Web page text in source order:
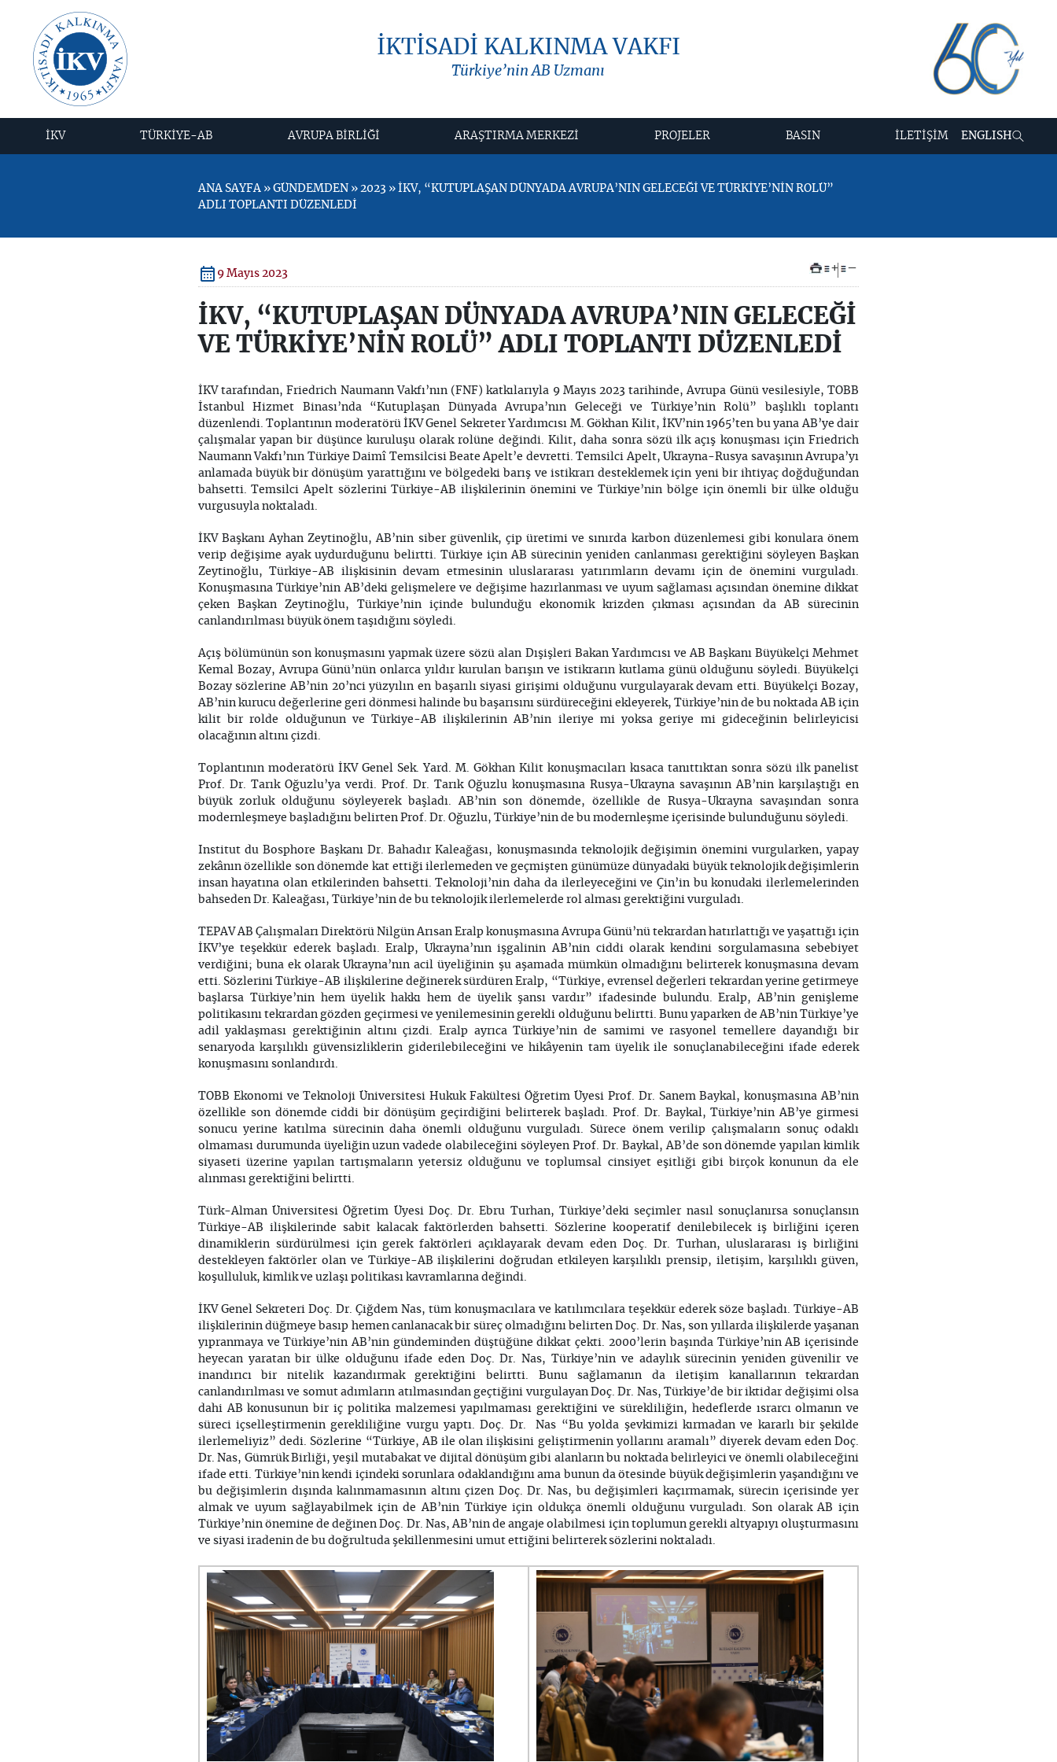
İKTİSADİ KALKINMA VAKFI
Türkiye’nin AB Uzmanı
İKV TÜRKİYE-AB AVRUPA BİRLİĞİ ARAŞTIRMA MERKEZİ PROJELER BASIN İLETİŞİM ENGLISH
ANA SAYFA » GÜNDEMDEN » 2023 » İKV, “KUTUPLAŞAN DÜNYADA AVRUPA’NIN GELECEĞİ VE TÜRKİYE’NİN ROLÜ”
ADLI TOPLANTI DÜZENLEDİ
9 Mayıs 2023 + –
İKV, “KUTUPLAŞAN DÜNYADA AVRUPA’NIN GELECEĞİ
VE TÜRKİYE’NİN ROLÜ” ADLI TOPLANTI DÜZENLEDİ
İKV tarafından, Friedrich Naumann Vakfı’nın (FNF) katkılarıyla 9 Mayıs 2023 tarihinde, Avrupa Günü vesilesiyle, TOBB
İstanbul Hizmet Binası’nda “Kutuplaşan Dünyada Avrupa’nın Geleceği ve Türkiye’nin Rolü” başlıklı toplantı
düzenlendi. Toplantının moderatörü İKV Genel Sekreter Yardımcısı M. Gökhan Kilit, İKV’nin 1965’ten bu yana AB’ye dair
çalışmalar yapan bir düşünce kuruluşu olarak rolüne değindi. Kilit, daha sonra sözü ilk açış konuşması için Friedrich
Naumann Vakfı’nın Türkiye Daimî Temsilcisi Beate Apelt’e devretti. Temsilci Apelt, Ukrayna-Rusya savaşının Avrupa’yı
anlamada büyük bir dönüşüm yarattığını ve bölgedeki barış ve istikrarı desteklemek için yeni bir ihtiyaç doğduğundan
bahsetti. Temsilci Apelt sözlerini Türkiye-AB ilişkilerinin önemini ve Türkiye’nin bölge için önemli bir ülke olduğu
vurgusuyla noktaladı.
İKV Başkanı Ayhan Zeytinoğlu, AB’nin siber güvenlik, çip üretimi ve sınırda karbon düzenlemesi gibi konulara önem
verip değişime ayak uydurduğunu belirtti. Türkiye için AB sürecinin yeniden canlanması gerektiğini söyleyen Başkan
Zeytinoğlu, Türkiye-AB ilişkisinin devam etmesinin uluslararası yatırımların devamı için de önemini vurguladı.
Konuşmasına Türkiye’nin AB’deki gelişmelere ve değişime hazırlanması ve uyum sağlaması açısından önemine dikkat
çeken Başkan Zeytinoğlu, Türkiye’nin içinde bulunduğu ekonomik krizden çıkması açısından da AB sürecinin
canlandırılması büyük önem taşıdığını söyledi.
Açış bölümünün son konuşmasını yapmak üzere sözü alan Dışişleri Bakan Yardımcısı ve AB Başkanı Büyükelçi Mehmet
Kemal Bozay, Avrupa Günü’nün onlarca yıldır kurulan barışın ve istikrarın kutlama günü olduğunu söyledi. Büyükelçi
Bozay sözlerine AB’nin 20’nci yüzyılın en başarılı siyasi girişimi olduğunu vurgulayarak devam etti. Büyükelçi Bozay,
AB’nin kurucu değerlerine geri dönmesi halinde bu başarısını sürdüreceğini ekleyerek, Türkiye’nin de bu noktada AB için
kilit bir rolde olduğunun ve Türkiye-AB ilişkilerinin AB’nin ileriye mi yoksa geriye mi gideceğinin belirleyicisi
olacağının altını çizdi.
Toplantının moderatörü İKV Genel Sek. Yard. M. Gökhan Kilit konuşmacıları kısaca tanıttıktan sonra sözü ilk panelist
Prof. Dr. Tarık Oğuzlu’ya verdi. Prof. Dr. Tarık Oğuzlu konuşmasına Rusya-Ukrayna savaşının AB’nin karşılaştığı en
büyük zorluk olduğunu söyleyerek başladı. AB’nin son dönemde, özellikle de Rusya-Ukrayna savaşından sonra
modernleşmeye başladığını belirten Prof. Dr. Oğuzlu, Türkiye’nin de bu modernleşme içerisinde bulunduğunu söyledi.
Institut du Bosphore Başkanı Dr. Bahadır Kaleağası, konuşmasında teknolojik değişimin önemini vurgularken, yapay
zekânın özellikle son dönemde kat ettiği ilerlemeden ve geçmişten günümüze dünyadaki büyük teknolojik değişimlerin
insan hayatına olan etkilerinden bahsetti. Teknoloji’nin daha da ilerleyeceğini ve Çin’in bu konudaki ilerlemelerinden
bahseden Dr. Kaleağası, Türkiye’nin de bu teknolojik ilerlemelerde rol alması gerektiğini vurguladı.
TEPAV AB Çalışmaları Direktörü Nilgün Arısan Eralp konuşmasına Avrupa Günü’nü tekrardan hatırlattığı ve yaşattığı için
İKV’ye teşekkür ederek başladı. Eralp, Ukrayna’nın işgalinin AB’nin ciddi olarak kendini sorgulamasına sebebiyet
verdiğini; buna ek olarak Ukrayna’nın acil üyeliğinin şu aşamada mümkün olmadığını belirterek konuşmasına devam
etti. Sözlerini Türkiye-AB ilişkilerine değinerek sürdüren Eralp, “Türkiye, evrensel değerleri tekrardan yerine getirmeye
başlarsa Türkiye’nin hem üyelik hakkı hem de üyelik şansı vardır” ifadesinde bulundu. Eralp, AB’nin genişleme
politikasını tekrardan gözden geçirmesi ve yenilemesinin gerekli olduğunu belirtti. Bunu yaparken de AB’nin Türkiye’ye
adil yaklaşması gerektiğinin altını çizdi. Eralp ayrıca Türkiye’nin de samimi ve rasyonel temellere dayandığı bir
senaryoda karşılıklı güvensizliklerin giderilebileceğini ve hikâyenin tam üyelik ile sonuçlanabileceğini ifade ederek
konuşmasını sonlandırdı.
TOBB Ekonomi ve Teknoloji Üniversitesi Hukuk Fakültesi Öğretim Üyesi Prof. Dr. Sanem Baykal, konuşmasına AB’nin
özellikle son dönemde ciddi bir dönüşüm geçirdiğini belirterek başladı. Prof. Dr. Baykal, Türkiye’nin AB’ye girmesi
sonucu yerine katılma sürecinin daha önemli olduğunu vurguladı. Sürece önem verilip çalışmaların sonuç odaklı
olmaması durumunda üyeliğin uzun vadede olabileceğini söyleyen Prof. Dr. Baykal, AB’de son dönemde yapılan kimlik
siyaseti üzerine yapılan tartışmaların yetersiz olduğunu ve toplumsal cinsiyet eşitliği gibi birçok konunun da ele
alınması gerektiğini belirtti.
Türk-Alman Üniversitesi Öğretim Üyesi Doç. Dr. Ebru Turhan, Türkiye’deki seçimler nasıl sonuçlanırsa sonuçlansın
Türkiye-AB ilişkilerinde sabit kalacak faktörlerden bahsetti. Sözlerine kooperatif denilebilecek iş birliğini içeren
dinamiklerin sürdürülmesi için gerek faktörleri açıklayarak devam eden Doç. Dr. Turhan, uluslararası iş birliğini
destekleyen faktörler olan ve Türkiye-AB ilişkilerini doğrudan etkileyen karşılıklı prensip, iletişim, karşılıklı güven,
koşulluluk, kimlik ve uzlaşı politikası kavramlarına değindi.
İKV Genel Sekreteri Doç. Dr. Çiğdem Nas, tüm konuşmacılara ve katılımcılara teşekkür ederek söze başladı. Türkiye-AB
ilişkilerinin düğmeye basıp hemen canlanacak bir süreç olmadığını belirten Doç. Dr. Nas, son yıllarda ilişkilerde yaşanan
yıpranmaya ve Türkiye’nin AB’nin gündeminden düştüğüne dikkat çekti. 2000’lerin başında Türkiye’nin AB içerisinde
heyecan yaratan bir ülke olduğunu ifade eden Doç. Dr. Nas, Türkiye’nin ve adaylık sürecinin yeniden güvenilir ve
inandırıcı bir nitelik kazandırmak gerektiğini belirtti. Bunu sağlamanın da iletişim kanallarının tekrardan
canlandırılması ve somut adımların atılmasından geçtiğini vurgulayan Doç. Dr. Nas, Türkiye’de bir iktidar değişimi olsa
dahi AB konusunun bir iç politika malzemesi yapılmaması gerektiğini ve sürekliliğin, hedeflerde ısrarcı olmanın ve
süreci içselleştirmenin gerekliliğine vurgu yaptı. Doç. Dr. Nas “Bu yolda şevkimizi kırmadan ve kararlı bir şekilde
ilerlemeliyiz” dedi. Sözlerine “Türkiye, AB ile olan ilişkisini geliştirmenin yollarını aramalı” diyerek devam eden Doç.
Dr. Nas, Gümrük Birliği, yeşil mutabakat ve dijital dönüşüm gibi alanların bu noktada belirleyici ve önemli olabileceğini
ifade etti. Türkiye’nin kendi içindeki sorunlara odaklandığını ama bunun da ötesinde büyük değişimlerin yaşandığını ve
bu değişimlerin dışında kalınmamasının altını çizen Doç. Dr. Nas, bu değişimleri kaçırmamak, sürecin içerisinde yer
almak ve uyum sağlayabilmek için de AB’nin Türkiye için oldukça önemli olduğunu vurguladı. Son olarak AB için
Türkiye’nin önemine de değinen Doç. Dr. Nas, AB’nin de angaje olabilmesi için toplumun gerekli altyapıyı oluşturmasını
ve siyasi iradenin de bu doğrultuda şekillenmesini umut ettiğini belirterek sözlerini noktaladı.